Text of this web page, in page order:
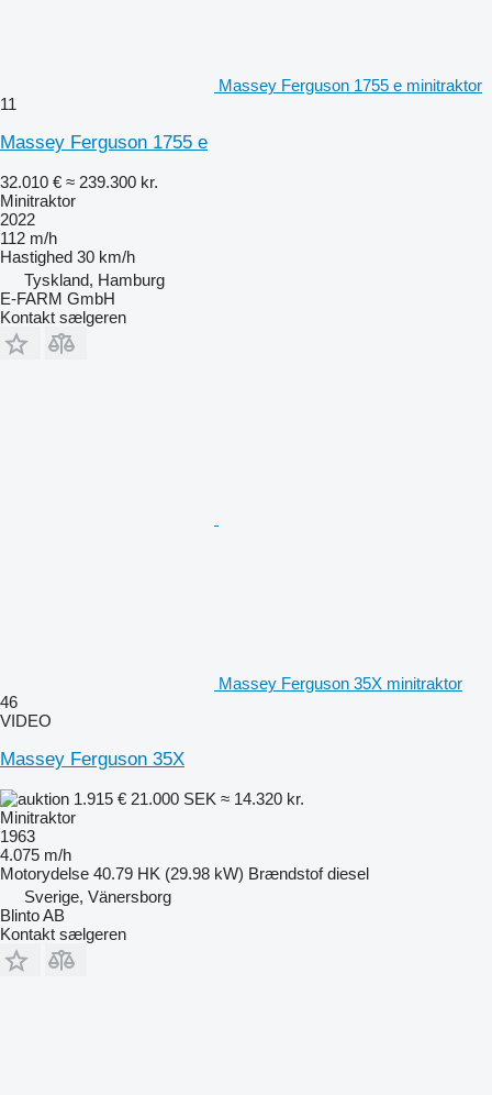
Massey Ferguson 1755 e minitraktor
11
Massey Ferguson 1755 e
32.010 € ≈ 239.300 kr.
Minitraktor
2022
112 m/h
Hastighed 30 km/h
Tyskland, Hamburg
E-FARM GmbH
Kontakt sælgeren
Massey Ferguson 35X minitraktor
46
VIDEO
Massey Ferguson 35X
1.915 € 21.000 SEK ≈ 14.320 kr.
Minitraktor
1963
4.075 m/h
Motorydelse 40.79 HK (29.98 kW) Brændstof diesel
Sverige, Vänersborg
Blinto AB
Kontakt sælgeren